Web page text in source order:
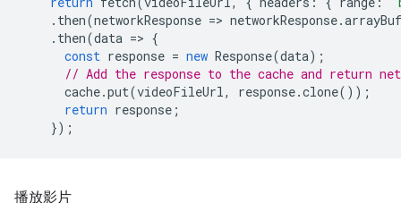
. then(networkResponse => networkResponse.
. then(data => {
const response = new Response(data);
// Add the response to the cache and return
cache.put(videoFileUrl, response.clone());
return response ;
});
播放影片